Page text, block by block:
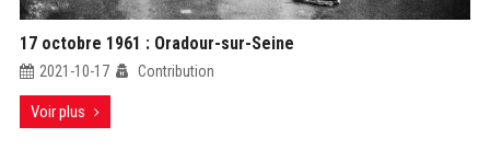
17 octobre 1961 : Oradour-sur-Seine
2021-10-17 Contribution
Voir plus